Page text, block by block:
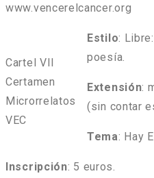
www.vencerelcancer.org
Cartel VII
Certamen
Microrrelatos
VEC
Estilo:
poesía.
Extensión:
(sin contar
Tema: Hay
Inscripción: 5 euros.